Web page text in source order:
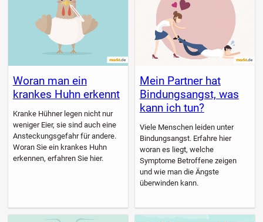
Woran man ein
krankes Huhn erkennt
Kranke Hühner legen nicht nur
weniger Eier, sie sind auch eine
Ansteckungsgefahr für andere.
Woran Sie ein krankes Huhn
erkennen, erfahren Sie hier.
Mein Partner hat
Bindungsangst, was
kann ich tun?
Viele Menschen leiden unter
Bindungsangst. Erfahre hier
woran es liegt, welche
Symptome Betroffene zeigen
und wie man die Ängste
überwinden kann.